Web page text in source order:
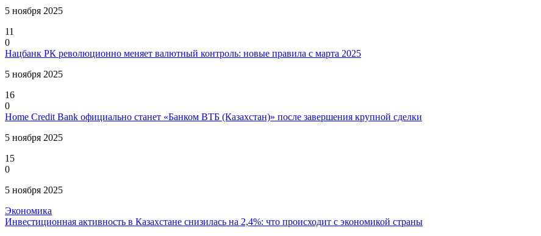
5 ноября 2025
11
0
Нацбанк РК революционно меняет валютный контроль: новые правила с марта 2025
5 ноября 2025
16
0
Home Credit Bank официально станет «Банком ВТБ (Казахстан)» после завершения крупной сделки
5 ноября 2025
15
0
5 ноября 2025
Экономика
Инвестиционная активность в Казахстане снизилась на 2,4%: что происходит с экономикой страны